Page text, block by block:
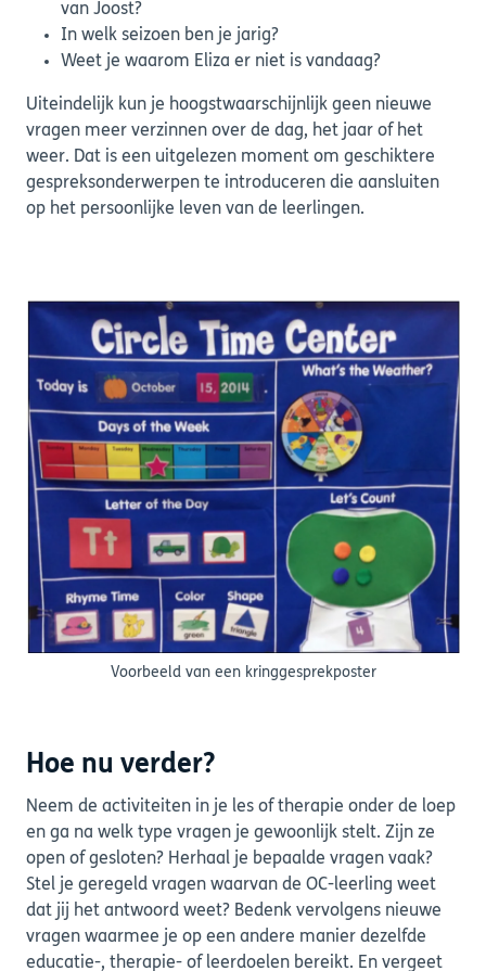
van Joost?
In welk seizoen ben je jarig?
Weet je waarom Eliza er niet is vandaag?
Uiteindelijk kun je hoogstwaarschijnlijk geen nieuwe
vragen meer verzinnen over de dag, het jaar of het
weer. Dat is een uitgelezen moment om geschiktere
gespreksonderwerpen te introduceren die aansluiten
op het persoonlijke leven van de leerlingen.
Voorbeeld van een kringgesprekposter
Hoe nu verder?
Neem de activiteiten in je les of therapie onder de loep
en ga na welk type vragen je gewoonlijk stelt. Zijn ze
open of gesloten? Herhaal je bepaalde vragen vaak?
Stel je geregeld vragen waarvan de OC-leerling weet
dat jij het antwoord weet? Bedenk vervolgens nieuwe
vragen waarmee je op een andere manier dezelfde
educatie-, therapie- of leerdoelen bereikt. En vergeet